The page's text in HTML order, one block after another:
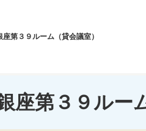
座第３９ルーム（貸会議室）
座第３９ルー